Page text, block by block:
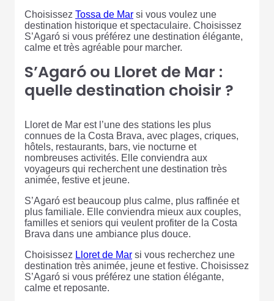
Choisissez Tossa de Mar si vous voulez une
destination historique et spectaculaire. Choisissez
S’Agaró si vous préférez une destination élégante,
calme et très agréable pour marcher.
S’Agaró ou Lloret de Mar :
quelle destination choisir ?
Lloret de Mar est l’une des stations les plus
connues de la Costa Brava, avec plages, criques,
hôtels, restaurants, bars, vie nocturne et
nombreuses activités. Elle conviendra aux
voyageurs qui recherchent une destination très
animée, festive et jeune.
S’Agaró est beaucoup plus calme, plus raffinée et
plus familiale. Elle conviendra mieux aux couples,
familles et seniors qui veulent profiter de la Costa
Brava dans une ambiance plus douce.
Choisissez Lloret de Mar si vous recherchez une
destination très animée, jeune et festive. Choisissez
S’Agaró si vous préférez une station élégante,
calme et reposante.